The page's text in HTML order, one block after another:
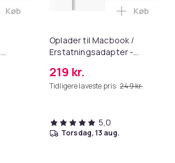
Læg 2 X 53,5 CM (42") plæneklipper kniv
Køb
Oplader til Macbook /
Erstatningsadapter -
219 kr.
Tidligere laveste pris: 249 kr.
Læg
Køb
5,0
torsdag, 13 aug.